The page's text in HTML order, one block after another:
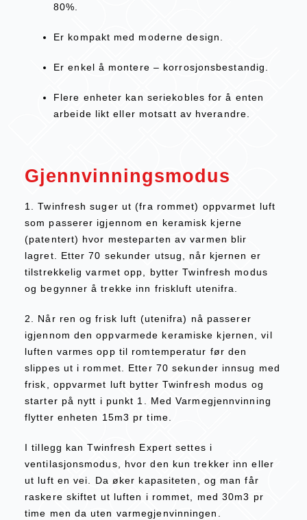
80%.
Er kompakt med moderne design.
Er enkel å montere – korrosjonsbestandig.
Flere enheter kan seriekobles for å enten
arbeide likt eller motsatt av hverandre.
Gjennvinningsmodus
1. Twinfresh suger ut (fra rommet) oppvarmet luft
som passerer igjennom en keramisk kjerne
(patentert) hvor mesteparten av varmen blir
lagret. Etter 70 sekunder utsug, når kjernen er
tilstrekkelig varmet opp, bytter Twinfresh modus
og begynner å trekke inn friskluft utenifra.
2. Når ren og frisk luft (utenifra) nå passerer
igjennom den oppvarmede keramiske kjernen, vil
luften varmes opp til romtemperatur før den
slippes ut i rommet. Etter 70 sekunder innsug med
frisk, oppvarmet luft bytter Twinfresh modus og
starter på nytt i punkt 1. Med Varmegjennvinning
flytter enheten 15m3 pr time.
I tillegg kan Twinfresh Expert settes i
ventilasjonsmodus, hvor den kun trekker inn eller
ut luft en vei. Da øker kapasiteten, og man får
raskere skiftet ut luften i rommet, med 30m3 pr
time men da uten varmegjenvinningen.